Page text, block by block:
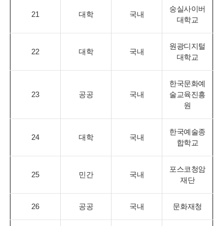
21 대학 국내
숭실사이버
대학교
22 대학 국내
원광디지털
대학교
23 공공 국내
한국문화예
술교육진흥
원
24 대학 국내
한국예술종
합학교
25 민간 국내
포스코청암
재단
26 공공 국내 문화재청